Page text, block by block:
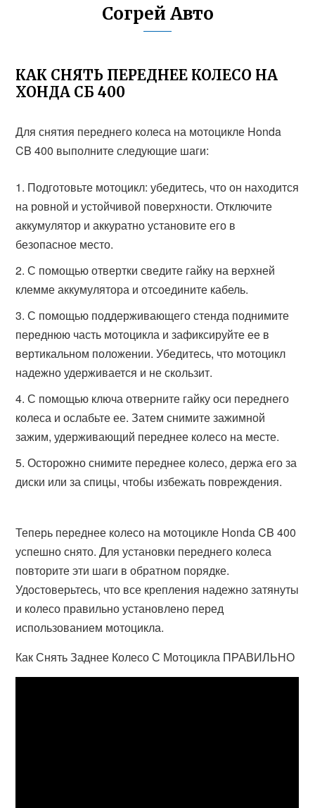
Согрей Авто
КАК СНЯТЬ ПЕРЕДНЕЕ КОЛЕСО НА
ХОНДА СБ 400
Для снятия переднего колеса на мотоцикле Honda
CB 400 выполните следующие шаги:
Подготовьте мотоцикл: убедитесь, что он находится
на ровной и устойчивой поверхности. Отключите
аккумулятор и аккуратно установите его в
безопасное место.
С помощью отвертки сведите гайку на верхней
клемме аккумулятора и отсоедините кабель.
С помощью поддерживающего стенда поднимите
переднюю часть мотоцикла и зафиксируйте ее в
вертикальном положении. Убедитесь, что мотоцикл
надежно удерживается и не скользит.
С помощью ключа отверните гайку оси переднего
колеса и ослабьте ее. Затем снимите зажимной
зажим, удерживающий переднее колесо на месте.
Осторожно снимите переднее колесо, держа его за
диски или за спицы, чтобы избежать повреждения.
Теперь переднее колесо на мотоцикле Honda CB 400
успешно снято. Для установки переднего колеса
повторите эти шаги в обратном порядке.
Удостоверьтесь, что все крепления надежно затянуты
и колесо правильно установлено перед
использованием мотоцикла.
Как Снять Заднее Колесо С Мотоцикла ПРАВИЛЬНО